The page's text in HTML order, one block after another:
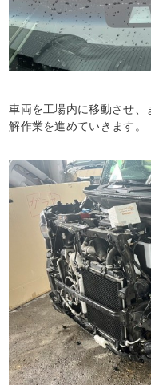
車両を工場内に移動させ
解作業を進めていきます。